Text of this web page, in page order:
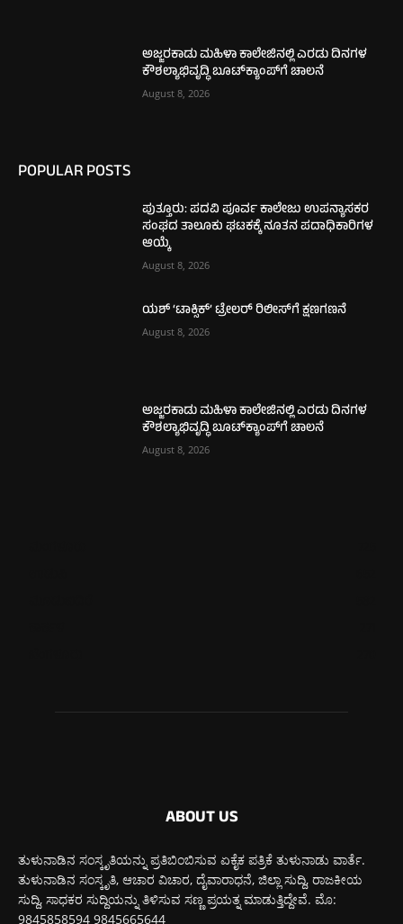
ಅಜ್ಜರಕಾಡು ಮಹಿಳಾ ಕಾಲೇಜಿನಲ್ಲಿ ಎರಡು ದಿನಗಳ
ಕೌಶಲ್ಯಾಭಿವೃದ್ಧಿ ಬೂಟ್‌ಕ್ಯಾಂಪ್‌ಗೆ ಚಾಲನೆ
August 8, 2026
POPULAR POSTS
ಪುತ್ತೂರು: ಪದವಿ ಪೂರ್ವ ಕಾಲೇಜು ಉಪನ್ಯಾಸಕರ
ಸಂಘದ ತಾಲೂಕು ಘಟಕಕ್ಕೆ ನೂತನ ಪದಾಧಿಕಾರಿಗಳ
ಆಯ್ಕೆ
August 8, 2026
ಯಶ್ ‘ಟಾಕ್ಸಿಕ್’ ಟ್ರೇಲರ್ ರಿಲೀಸ್‌ಗೆ ಕ್ಷಣಗಣನೆ
August 8, 2026
ಅಜ್ಜರಕಾಡು ಮಹಿಳಾ ಕಾಲೇಜಿನಲ್ಲಿ ಎರಡು ದಿನಗಳ
ಕೌಶಲ್ಯಾಭಿವೃದ್ಧಿ ಬೂಟ್‌ಕ್ಯಾಂಪ್‌ಗೆ ಚಾಲನೆ
August 8, 2026
ABOUT US
ತುಳುನಾಡಿನ ಸಂಸ್ಕೃತಿಯನ್ನು ಪ್ರತಿಬಿಂಬಿಸುವ ಏಕೈಕ ಪತ್ರಿಕೆ ತುಳುನಾಡು ವಾರ್ತೆ.
ತುಳುನಾಡಿನ ಸಂಸ್ಕೃತಿ, ಆಚಾರ ವಿಚಾರ, ದೈವಾರಾಧನೆ, ಜಿಲ್ಲಾ ಸುದ್ದಿ, ರಾಜಕೀಯ
ಸುದ್ದಿ, ಸಾಧಕರ ಸುದ್ದಿಯನ್ನು ತಿಳಿಸುವ ಸಣ್ಣ ಪ್ರಯತ್ನ ಮಾಡುತ್ತಿದ್ದೇವೆ. ಮೊ:
9845858594 9845665644